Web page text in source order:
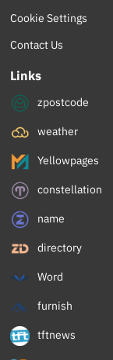
Cookie Settings
Contact Us
Links
zpostcode
weather
Yellowpages
constellation
name
directory
Word
furnish
tftnews